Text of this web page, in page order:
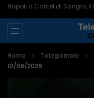
Home Telegiornale
10/06/2026